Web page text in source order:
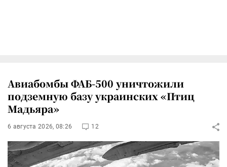
Авиабомбы ФАБ-500 уничтожили
подземную базу украинских «Птиц
Мадьяра»
6 августа 2026, 08:26 12